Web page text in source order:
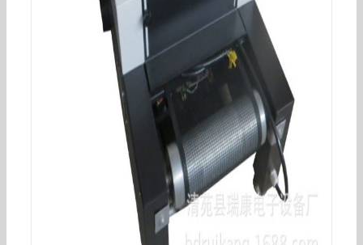
烘干固化设备_UVBEST102固化机桌面台式UV油墨
涂料光油实验室UV光固机厂家